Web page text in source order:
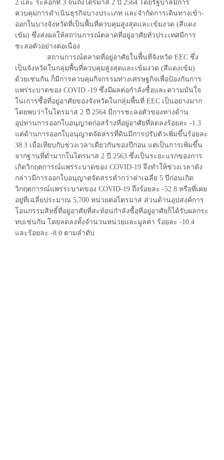
2 และ ระลอกที่ 3 จนถึงไตรมาส 2 ปี 2564 โดยรัฐบาลมีการ
ควบคุมการดำเนินธุรกิจบางประเภท และจำกัดการเดินทางเข้า-
ออกในบางจังหวัดที่เป็นพื้นที่ควบคุมสูงสุดและเข้มงวด (สีแดง
เข้ม) ซึ่งส่งผลให้สถานการณ์ตลาดที่อยู่อาศัยทั่วประเทศมีการ
ชะลอตัวอย่างต่อเนื่อง
สถานการณ์ตลาดที่อยู่อาศัยในพื้นที่จังหวัด EEC ซึ่ง
เป็นจังหวัดในกลุ่มพื้นที่ควบคุมสูงสุดและเข้มงวด (สีแดงเข้ม)
ด้วยเช่นกัน ก็มีการควบคุมกิจกรรมทางเศรษฐกิจเพื่อป้องกันการ
แพร่ระบาดของ COVID -19 ซึ่งมีผลต่อกำลังซื้อและความมั่นใจ
ในเการซื้อที่อยู่อาศัยของจังหวัดในกลุ่มพื้นที่ EEC เป็นอย่างมาก
โดยพบว่าในไตรมาส 2 ปี 2564 มีการชะลอตัวของทางด้าน
อุปทานการออกใบอนุญาตก่อสร้างที่อยู่อาศัยที่ลดลงร้อยละ -1.3
แต่ด้านการออกใบอนุญาตจัดสรรที่ดินมีการปรับตัวเพิ่มขึ้นร้อยละ
38.3 เมื่อเทียบกับช่วงเวลาเดียวกันของปีก่อน แต่เป็นการเพิ่มขึ้น
จากฐานที่ต่ำมากในไตรมาส 2 ปี 2563 ซึ่งเป็นระยะแรกของการ
เกิดวิกฤตการณ์แพร่ระบาดของ COVID-19 จึงทำให้ช่วงเวลาดัง
กล่าวมีการออกใบอนุญาตจัดสรรต่ำกว่าค่าเฉลี่ย 5 ปีก่อนเกิด
วิกฤตการณ์แพร่ระบาดของ COVID-19 ถึงร้อยละ -52.8 หรือที่เคย
อยู่ที่เฉลี่ยประมาณ 5,700 หน่วยต่อไตรมาส ส่วนด้านอุปสงค์การ
โอนกรรมสิทธิ์ที่อยู่อาศัยที่สะท้อนกำลังซื้อที่อยู่อาศัยก็ได้รับผลกระ
ทบเช่นกัน โดยลดลงทั้งจำนวนหน่วยและมูลค่า ร้อยละ -10.4
และร้อยละ -8.0 ตามลำดับ